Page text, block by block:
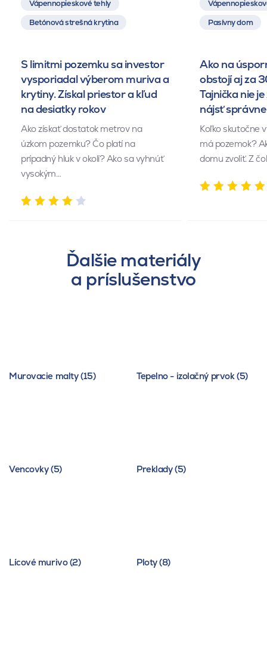
Vápennopieskové tehly
Betónová strešná krytina
S limitmi pozemku sa investor
vysporiadal výberom muriva a
krytiny. Získal priestor a kľud
na desiatky rokov
Ako získať dostatok metrov na
úzkom pozemku? Čo platí na
prípadný hluk v okolí? Ako sa vyhnúť
vysokým…
Pasívny dom
Ako na
obstojí aj za
Tajnička nie
nájsť
Koľko skutočne
má pozemok?
domu zvoliť. Z
Ďalšie materiály
a príslušenstvo
Murovacie malty (15) Tepelno - izolačný prvok (5)
Vencovky (5) Preklady (5)
Lícové murivo (2) Ploty (8)